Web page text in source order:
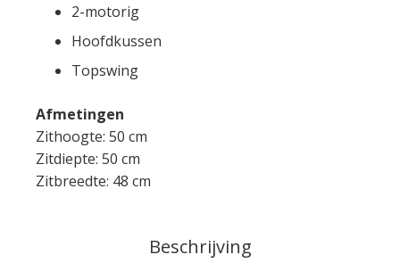
2-motorig
Hoofdkussen
Topswing
Afmetingen
Zithoogte: 50 cm
Zitdiepte: 50 cm
Zitbreedte: 48 cm
Beschrijving